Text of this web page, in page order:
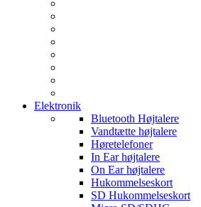
Elektronik
Bluetooth Højtalere
Vandtætte højtalere
Høretelefoner
In Ear højtalere
On Ear højtalere
Hukommelseskort
SD Hukommelseskort